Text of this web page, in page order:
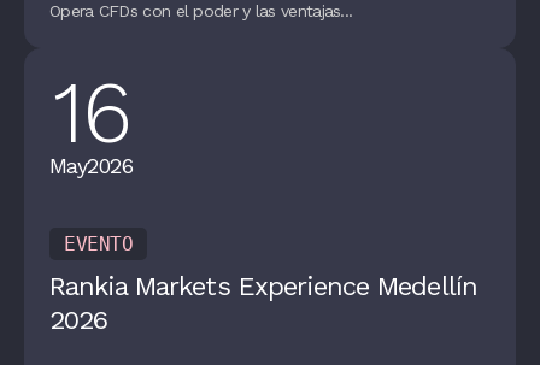
Opera CFDs con el poder y las ventajas...
16
May2026
EVENTO
Rankia Markets Experience Medellín
2026